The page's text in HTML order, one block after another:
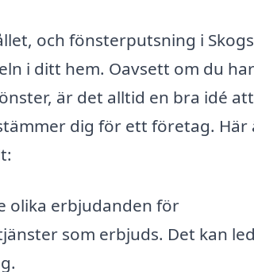
och fönsterputsning i
i ditt hem. Oavsett om du har
är det alltid en bra idé att
dig för ett företag. Här
olika erbjudanden för
som erbjuds. Det kan